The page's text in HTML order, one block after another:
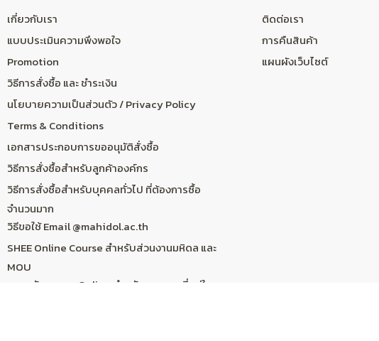
เกี่ยวกับเรา
แบบประเมินความพึงพอใจ
Promotion
วิธีการสั่งซื้อ และ ชำระเงิน
นโยบายความเป็นส่วนตัว / Privacy Policy
Terms & Conditions
เอกสารประกอบการขออนุมัติสั่งซื้อ
วิธีการสั่งซื้อสำหรับลูกค้าองค์กร
วิธีการสั่งซื้อสำหรับบุคคลทั่วไป ที่ต้องการซื้อ
จำนวนมาก
วิธีขอใช้ Email @mahidol.ac.th
SHEE Online Course สำหรับส่วนงานมหิดล และ
MOU
การสมัครอบรม Online สำหรับบุคลากรที่อยู่ใน
ติดต่อเรา
การคืนสินค้า
แผนผังเว็บไซต์